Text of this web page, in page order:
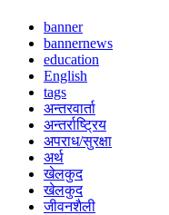
banner
bannernews
education
English
tags
अन्तरवार्ता
अन्तर्राष्ट्रिय
अपराध/सुरक्षा
अर्थ
खेलकुद
खेलकुद
जीवनशैली